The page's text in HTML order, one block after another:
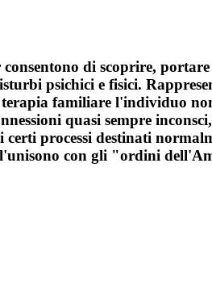
di scoprire,
psichici e fisici.
familiare l'individuo
quasi sempre
processi destinati
con gli "ordini